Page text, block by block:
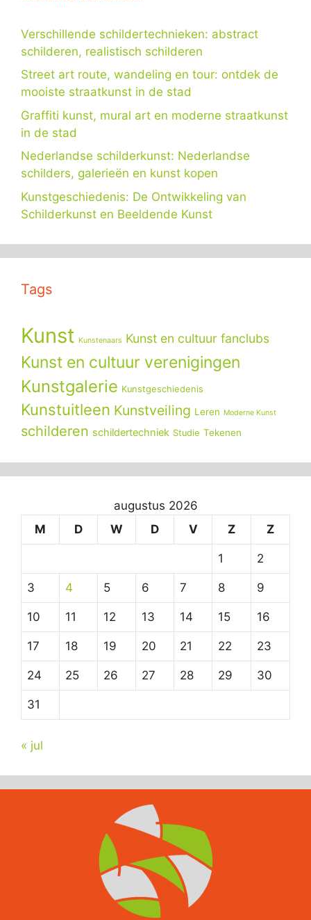
Verschillende schildertechnieken: abstract
schilderen, realistisch schilderen
Street art route, wandeling en tour: ontdek de
mooiste straatkunst in de stad
Graffiti kunst, mural art en moderne straatkunst
in de stad
Nederlandse schilderkunst: Nederlandse
schilders, galerieën en kunst kopen
Kunstgeschiedenis: De Ontwikkeling van
Schilderkunst en Beeldende Kunst
Tags
Kunst Kunstenaars Kunst en cultuur fanclubs
Kunst en cultuur verenigingen
Kunstgalerie Kunstgeschiedenis
Kunstuitleen Kunstveiling Leren Moderne Kunst
schilderen schildertechniek Studie Tekenen
augustus 2026
M
D W D V Z Z
1 2
3 4 5 6 7 8 9
10 11 12 13 14 15 16
17 18 19 20 21 22 23
24 25 26 27 28 29 30
31
« jul